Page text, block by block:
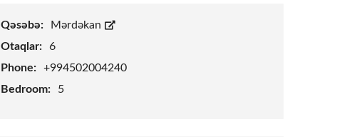
Qəsəbə:
Mərdəkan
Otaqlar:
6
Phone:
+994502004240
Bedroom: 5